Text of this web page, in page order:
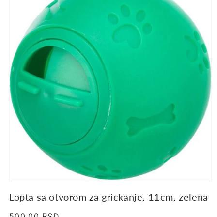
proizvodu
Lopta sa otvorom za grickanje, 11cm, zelena